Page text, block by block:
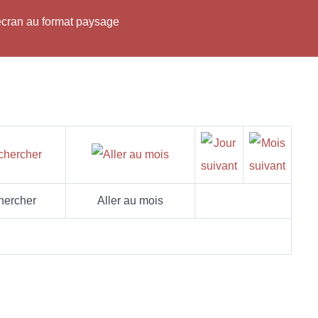
au format paysage
Aller au mois